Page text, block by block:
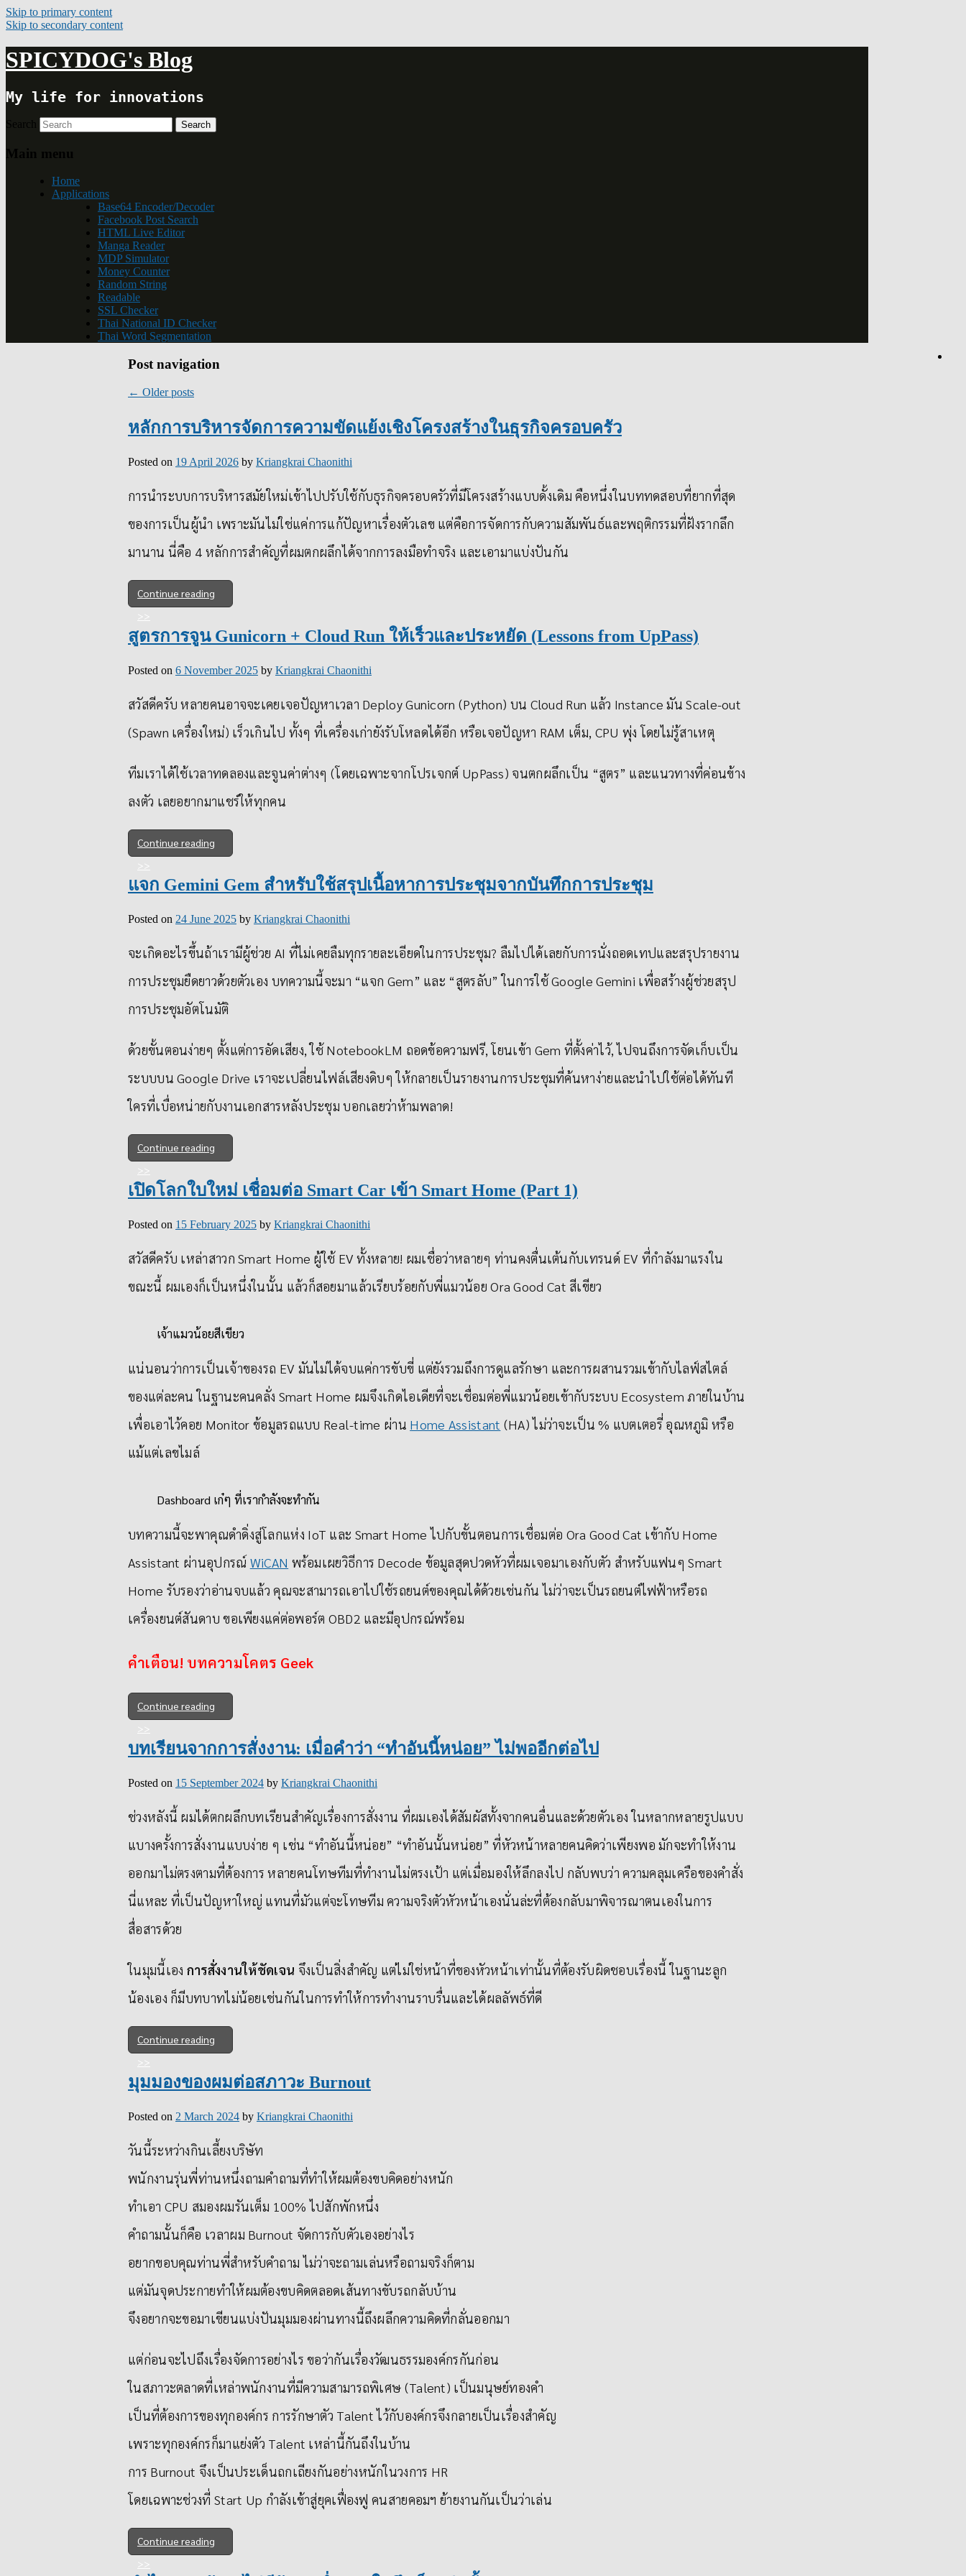
Skip to primary content
Skip to secondary content
SPICYDOG's Blog
My life for innovations
Search
Main menu
Home
Applications
Base64 Encoder/Decoder
Facebook Post Search
HTML Live Editor
Manga Reader
MDP Simulator
Money Counter
Random String
Readable
SSL Checker
Thai National ID Checker
Thai Word Segmentation
Post navigation
← Older posts
หลักการบริหารจัดการความขัดแย้งเชิงโครงสร้างในธุรกิจครอบครัว
Posted on 19 April 2026 by Kriangkrai Chaonithi
การนำระบบการบริหารสมัยใหม่เข้าไปปรับใช้กับธุรกิจครอบครัวที่มีโครงสร้างแบบดั้งเดิม คือหนึ่งในบททดสอบที่ยากที่สุด
ของการเป็นผู้นำ เพราะมันไม่ใช่แค่การแก้ปัญหาเรื่องตัวเลข แต่คือการจัดการกับความสัมพันธ์และพฤติกรรมที่ฝังรากลึก
มานาน นี่คือ 4 หลักการสำคัญที่ผมตกผลึกได้จากการลงมือทำจริง และเอามาแบ่งปันกัน
Continue reading
สูตรการจูน Gunicorn + Cloud Run ให้เร็วและประหยัด (Lessons from UpPass)
Posted on 6 November 2025 by Kriangkrai Chaonithi
สวัสดีครับ หลายคนอาจจะเคยเจอปัญหาเวลา Deploy Gunicorn (Python) บน Cloud Run แล้ว Instance มัน Scale-out
(Spawn เครื่องใหม่) เร็วเกินไป ทั้งๆ ที่เครื่องเก่ายังรับโหลดได้อีก หรือเจอปัญหา RAM เต็ม, CPU พุ่ง โดยไม่รู้สาเหตุ
ทีมเราได้ใช้เวลาทดลองและจูนค่าต่างๆ (โดยเฉพาะจากโปรเจกต์ UpPass) จนตกผลึกเป็น “สูตร” และแนวทางที่ค่อนข้าง
ลงตัว เลยอยากมาแชร์ให้ทุกคน
Continue reading
แจก Gemini Gem สำหรับใช้สรุปเนื้อหาการประชุมจากบันทึกการประชุม
Posted on 24 June 2025 by Kriangkrai Chaonithi
จะเกิดอะไรขึ้นถ้าเรามีผู้ช่วย AI ที่ไม่เคยลืมทุกรายละเอียดในการประชุม? ลืมไปได้เลยกับการนั่งถอดเทปและสรุปรายงาน
การประชุมยืดยาวด้วยตัวเอง บทความนี้จะมา “แจก Gem” และ “สูตรลับ” ในการใช้ Google Gemini เพื่อสร้างผู้ช่วยสรุป
การประชุมอัตโนมัติ
ด้วยขั้นตอนง่ายๆ ตั้งแต่การอัดเสียง, ใช้ NotebookLM ถอดข้อความฟรี, โยนเข้า Gem ที่ตั้งค่าไว้, ไปจนถึงการจัดเก็บเป็น
ระบบบน Google Drive เราจะเปลี่ยนไฟล์เสียงดิบๆ ให้กลายเป็นรายงานการประชุมที่ค้นหาง่ายและนำไปใช้ต่อได้ทันที
ใครที่เบื่อหน่ายกับงานเอกสารหลังประชุม บอกเลยว่าห้ามพลาด!
Continue reading
เปิดโลกใบใหม่ เชื่อมต่อ Smart Car เข้า Smart Home (Part 1)
Posted on 15 February 2025 by Kriangkrai Chaonithi
สวัสดีครับ เหล่าสาวก Smart Home ผู้ใช้ EV ทั้งหลาย! ผมเชื่อว่าหลายๆ ท่านคงตื่นเต้นกับเทรนด์ EV ที่กำลังมาแรงใน
ขณะนี้ ผมเองก็เป็นหนึ่งในนั้น แล้วก็สอยมาแล้วเรียบร้อยกับพี่แมวน้อย Ora Good Cat สีเขียว
เจ้าแมวน้อยสีเขียว
แน่นอนว่าการเป็นเจ้าของรถ EV มันไม่ได้จบแค่การขับขี่ แต่ยังรวมถึงการดูแลรักษา และการผสานรวมเข้ากับไลฟ์สไตล์
ของแต่ละคน ในฐานะคนคลั่ง Smart Home ผมจึงเกิดไอเดียที่จะเชื่อมต่อพี่แมวน้อยเข้ากับระบบ Ecosystem ภายในบ้าน
เพื่อเอาไว้คอย Monitor ข้อมูลรถแบบ Real-time ผ่าน Home Assistant (HA) ไม่ว่าจะเป็น % แบตเตอรี่ อุณหภูมิ หรือ
แม้แต่เลขไมล์
Dashboard เก๋ๆ ที่เรากำลังจะทำกัน
บทความนี้จะพาคุณดำดิ่งสู่โลกแห่ง IoT และ Smart Home ไปกับขั้นตอนการเชื่อมต่อ Ora Good Cat เข้ากับ Home
Assistant ผ่านอุปกรณ์ WiCAN พร้อมเผยวิธีการ Decode ข้อมูลสุดปวดหัวที่ผมเจอมาเองกับตัว สำหรับแฟนๆ Smart
Home รับรองว่าอ่านจบแล้ว คุณจะสามารถเอาไปใช้รถยนต์ของคุณได้ด้วยเช่นกัน ไม่ว่าจะเป็นรถยนต์ไฟฟ้าหรือรถ
เครื่องยนต์สันดาบ ขอเพียงแค่ต่อพอร์ต OBD2 และมีอุปกรณ์พร้อม
คำเตือน! บทความโคตร Geek
Continue reading
บทเรียนจากการสั่งงาน: เมื่อคำว่า “ทำอันนี้หน่อย” ไม่พออีกต่อไป
Posted on 15 September 2024 by Kriangkrai Chaonithi
ช่วงหลังนี้ ผมได้ตกผลึกบทเรียนสำคัญเรื่องการสั่งงาน ที่ผมเองได้สัมผัสทั้งจากคนอื่นและด้วยตัวเอง ในหลากหลายรูปแบบ
แบางครั้งการสั่งงานแบบง่าย ๆ เช่น “ทำอันนี้หน่อย” “ทำอันนั้นหน่อย” ที่หัวหน้าหลายคนคิดว่าเพียงพอ มักจะทำให้งาน
ออกมาไม่ตรงตามที่ต้องการ หลายคนโทษทีมที่ทำงานไม่ตรงเป้า แต่เมื่อมองให้ลึกลงไป กลับพบว่า ความคลุมเครือของคำสั่ง
นี่แหละ ที่เป็นปัญหาใหญ่ แทนที่มัวแต่จะโทษทีม ความจริงตัวหัวหน้าเองนั่นล่ะที่ต้องกลับมาพิจารณาตนเองในการ
สื่อสารด้วย
ในมุมนี้เอง การสั่งงานให้ชัดเจน จึงเป็นสิ่งสำคัญ แต่ไม่ใช่หน้าที่ของหัวหน้าเท่านั้นที่ต้องรับผิดชอบเรื่องนี้ ในฐานะลูก
น้องเอง ก็มีบทบาทไม่น้อยเช่นกันในการทำให้การทำงานราบรื่นและได้ผลลัพธ์ที่ดี
Continue reading
มุมมองของผมต่อสภาวะ Burnout
Posted on 2 March 2024 by Kriangkrai Chaonithi
วันนี้ระหว่างกินเลี้ยงบริษัท
พนักงานรุ่นพี่ท่านหนึ่งถามคำถามที่ทำให้ผมต้องขบคิดอย่างหนัก
ทำเอา CPU สมองผมรันเต็ม 100% ไปสักพักหนึ่ง
คำถามนั้นก็คือ เวลาผม Burnout จัดการกับตัวเองอย่างไร
อยากขอบคุณท่านพี่สำหรับคำถาม ไม่ว่าจะถามเล่นหรือถามจริงก็ตาม
แต่มันจุดประกายทำให้ผมต้องขบคิดตลอดเส้นทางขับรถกลับบ้าน
จึงอยากจะขอมาเขียนแบ่งปันมุมมองผ่านทางนี้ถึงผลึกความคิดที่กลั่นออกมา
แต่ก่อนจะไปถึงเรื่องจัดการอย่างไร ขอว่ากันเรื่องวัฒนธรรมองค์กรกันก่อน
ในสภาวะตลาดที่เหล่าพนักงานที่มีความสามารถพิเศษ (Talent) เป็นมนุษย์ทองคำ
เป็นที่ต้องการของทุกองค์กร การรักษาตัว Talent ไว้กับองค์กรจึงกลายเป็นเรื่องสำคัญ
เพราะทุกองค์กรก็มาแย่งตัว Talent เหล่านี้กันถึงในบ้าน
การ Burnout จึงเป็นประเด็นถกเถียงกันอย่างหนักในวงการ HR
โดยเฉพาะช่วงที่ Start Up กำลังเข้าสู่ยุคเฟื่องฟู คนสายคอมฯ ย้ายงานกันเป็นว่าเล่น
Continue reading